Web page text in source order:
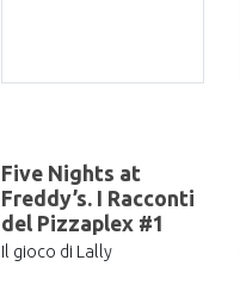
Five Nights at
Freddy’s. I Racconti
del Pizzaplex #1
Il gioco di Lally